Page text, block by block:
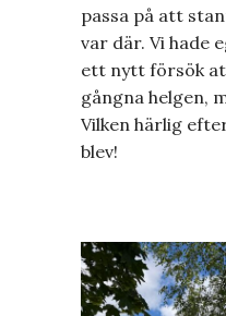
passa på att
var där. Vi hade
ett nytt försök
gångna helgen,
Vilken härlig
blev!